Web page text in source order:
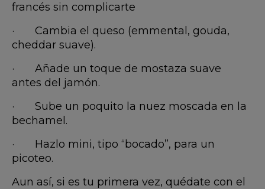
francés sin complicarte
· Cambia el queso (emmental, gouda,
cheddar suave).
· Añade un toque de mostaza suave
antes del jamón.
· Sube un poquito la nuez moscada en la
bechamel.
· Hazlo mini, tipo “bocado”, para un
picoteo.
Aun así, si es tu primera vez, quédate con el